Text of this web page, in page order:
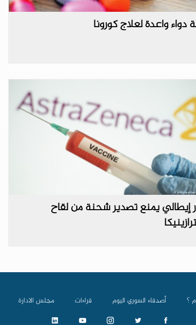
دواء واعدة لعلاج كورونا
إيطالي يمنع تصدير شحنة من لقاح
؟ أصدقاء السوري اليوم قراءات مجلس الادارة